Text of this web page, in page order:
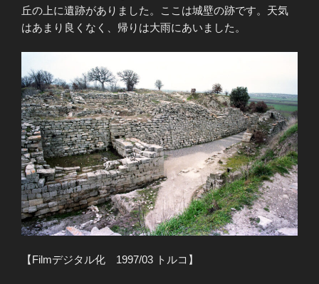
丘の上に遺跡がありました。ここは城壁の跡です。天気
はあまり良くなく、帰りは大雨にあいました。
【Filmデジタル化 1997/03 トルコ】